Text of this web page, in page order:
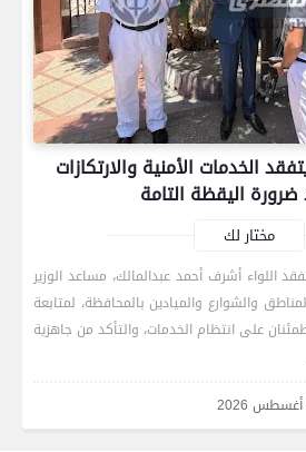
الخدمات الأمنية والارتكازات
اليقظة التامة
مختار لك
أشرف أحمد عبدالمالك، مساعد الوزير
والشوارع والميادين بالمحافظة، لمتابعة
على انتظام الخدمات، والتأكد من جاهزية
شاهد أبرز لقطات الشوط
واتحاد العاصمة الجزائري فى
الإفريقية
شاهد أبرز لقطات مباراة زد و